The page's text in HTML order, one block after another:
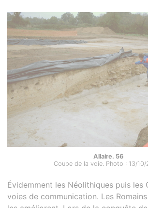
Allaire. 56
Coupe de la voie. Photo : 13/
Évidemment les Néolithiques puis les
voies de communication. Les